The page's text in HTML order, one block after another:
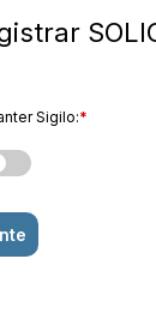
Sigilo:*